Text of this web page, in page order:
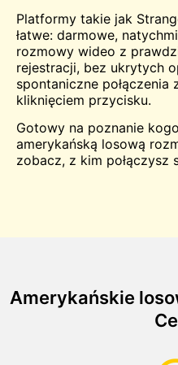
Platformy takie jak
łatwe: darmowe,
rozmowy wideo z
rejestracji, bez ukrytych
spontaniczne połączenia
kliknięciem przycisku.
Gotowy na poznanie
amerykańską losową
zobacz, z kim połączysz
Amerykańskie